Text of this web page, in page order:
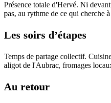
Présence totale d'Hervé. Ni
pas, au rythme de ce qui cherche à
Les soirs d’étapes
Temps de partage collectif.
aligot de l'Aubrac, fromages
Au retour